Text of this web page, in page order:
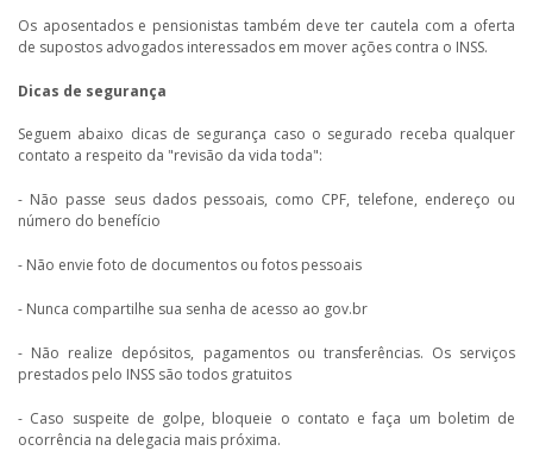
Os aposentados e pensionistas também deve ter cautela com a oferta
de supostos advogados interessados em mover ações contra o INSS.
Dicas de segurança
Seguem abaixo dicas de segurança caso o segurado receba qualquer
contato a respeito da "revisão da vida toda":
- Não passe seus dados pessoais, como CPF, telefone, endereço ou
número do benefício
- Não envie foto de documentos ou fotos pessoais
- Nunca compartilhe sua senha de acesso ao gov.br
- Não realize depósitos, pagamentos ou transferências. Os serviços
prestados pelo INSS são todos gratuitos
- Caso suspeite de golpe, bloqueie o contato e faça um boletim de
ocorrência na delegacia mais próxima.